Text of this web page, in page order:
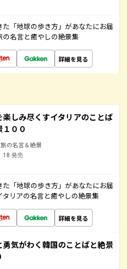
「地球の歩き方」があなたにお届
名言と癒やしの絶景集
詳細を見る
楽しみ尽くすイタリアのことば
１００
の名言＆絶景
発売
「地球の歩き方」があなたにお届
リアの名言と癒やしの絶景集
詳細を見る
勇気がわく韓国のことばと絶景